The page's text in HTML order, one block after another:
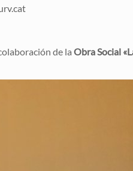
de la Obra Social